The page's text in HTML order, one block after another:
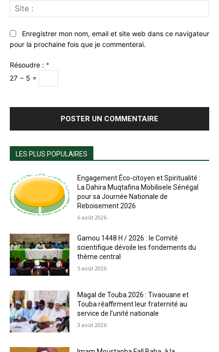
:
Enregistrer mon nom, email et site web dans ce navigateur
pour la prochaine fois que je commenterai.
Résoudre : *
27 − 5 =
LES PLUS POPULAIRES
Engagement Éco-citoyen et Spiritualité :
La Dahira Muqtafina Mobilisele Sénégal
pour sa Journée Nationale de
Reboisement 2026
6 août 2026
Gamou 1448 H / 2026 : le Comité
scientifique dévoile les fondements du
thème central
5 août 2026
Magal de Touba 2026 : Tivaouane et
Touba réaffirment leur fraternité au
service de l’unité nationale
3 août 2026